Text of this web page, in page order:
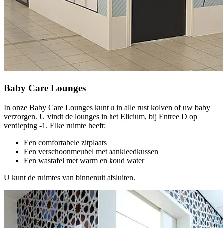
Baby Care Lounges
In onze Baby Care Lounges kunt u in alle rust kolven of uw baby
verzorgen. U vindt de lounges in het Elicium, bij Entree D op
verdieping -1. Elke ruimte heeft:
Een comfortabele zitplaats
Een verschoonmeubel met aankleedkussen
Een wastafel met warm en koud water
U kunt de ruimtes van binnenuit afsluiten.